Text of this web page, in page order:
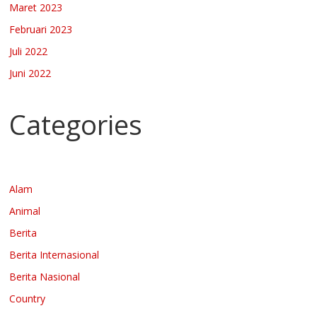
Maret 2023
Februari 2023
Juli 2022
Juni 2022
Categories
Alam
Animal
Berita
Berita Internasional
Berita Nasional
Country